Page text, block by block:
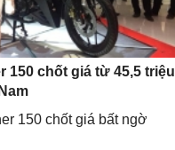
150 chốt giá từ 45,5 triệu
150 chốt giá bất ngờ